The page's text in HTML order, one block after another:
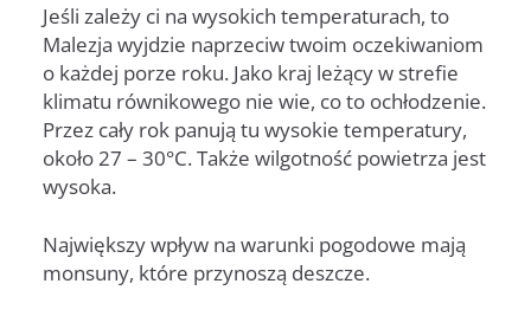
Jeśli zależy ci na wysokich temperaturach, to
Malezja wyjdzie naprzeciw twoim oczekiwaniom
o każdej porze roku. Jako kraj leżący w strefie
klimatu równikowego nie wie, co to ochłodzenie.
Przez cały rok panują tu wysokie temperatury,
około 27 – 30°C. Także wilgotność powietrza jest
wysoka.
Największy wpływ na warunki pogodowe mają
monsuny, które przynoszą deszcze.